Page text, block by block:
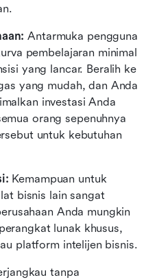
Antarmuka pengguna
pembelajaran minimal
yang lancar. Beralih ke
yang mudah, dan Anda
investasi Anda
orang sepenuhnya
untuk kebutuhan
Kemampuan untuk
bisnis lain sangat
Anda mungkin
lunak khusus,
platform intelijen bisnis.
tanpa